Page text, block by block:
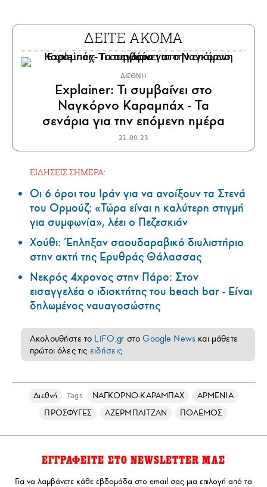
ΔΕΙΤΕ ΑΚΟΜΑ
ΔΙΕΘΝΗ
Explainer: Τι συμβαίνει στο
Ναγκόρνο Καραμπάχ - Τα
σενάρια για την επόμενη ημέρα
21.09.23
ΕΙΔΗΣΕΙΣ ΣΗΜΕΡΑ:
Οι 6 όροι του Ιράν για να ανοίξουν τα Στενά
του Ορμούζ: «Τώρα είναι η καλύτερη στιγμή
για συμφωνία», λέει ο Πεζεσκιάν
Χούθι: Έπληξαν σαουδαραβικό διυλιστήριο
στην ακτή της Ερυθράς Θάλασσας
Νεκρός 4χρονος στην Πάρο: Στον
εισαγγελέα ο ιδιοκτήτης του beach bar - Είναι
δηλωμένος ναυαγοσώστης
Ακολουθήστε το LiFO.gr στοGoogle News και μάθετε
πρώτοι όλες τις ειδήσεις
Διεθνή Tags ΝΑΓΚΟΡΝΟ-ΚΑΡΑΜΠΑΧ
ΑΡΜΕΝΙΑ
ΠΡΟΣΦΥΓΕΣ
ΑΖΕΡΜΠΑΙΤΖΑΝ ΠΟΛΕΜΟΣ
ΕΓΓΡΑΦΕΙΤΕ ΣΤΟ NEWSLETTER ΜΑΣ
Για να λαμβάνετε κάθε εβδομάδα στο email σας μια επιλογή από τα